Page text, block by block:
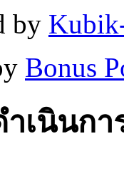
by
Bonus
เนินกา